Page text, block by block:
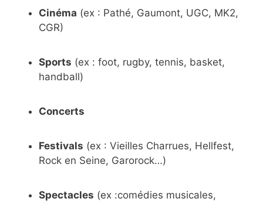
Cinéma (ex : Pathé, Gaumont, UGC, MK2,
CGR)
Sports (ex : foot, rugby, tennis, basket,
handball)
Concerts
Festivals (ex : Vieilles Charrues, Hellfest,
Rock en Seine, Garorock…)
Spectacles (ex :comédies musicales,